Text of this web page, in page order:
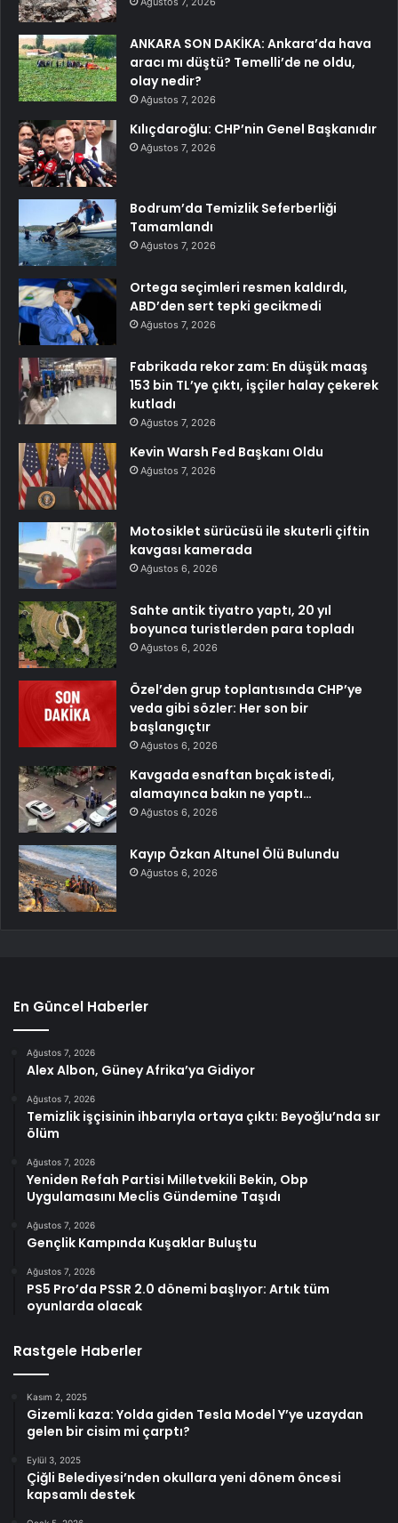
ANKARA SON DAKİKA: Ankara’da hava
aracı mı düştü? Temelli’de ne oldu,
olay nedir?
Ağustos 7, 2026
Kılıçdaroğlu: CHP’nin Genel Başkanıdır
Ağustos 7, 2026
Bodrum’da Temizlik Seferberliği
Tamamlandı
Ağustos 7, 2026
Ortega seçimleri resmen kaldırdı,
ABD’den sert tepki gecikmedi
Ağustos 7, 2026
Fabrikada rekor zam: En düşük maaş
153 bin TL’ye çıktı, işçiler halay çekerek
kutladı
Ağustos 7, 2026
Kevin Warsh Fed Başkanı Oldu
Ağustos 7, 2026
Motosiklet sürücüsü ile skuterli çiftin
kavgası kamerada
Ağustos 6, 2026
Sahte antik tiyatro yaptı, 20 yıl
boyunca turistlerden para topladı
Ağustos 6, 2026
Özel’den grup toplantısında CHP’ye
veda gibi sözler: Her son bir
başlangıçtır
Ağustos 6, 2026
Kavgada esnaftan bıçak istedi,
alamayınca bakın ne yaptı…
Ağustos 6, 2026
Kayıp Özkan Altunel Ölü Bulundu
Ağustos 6, 2026
En Güncel Haberler
Ağustos 7, 2026
Alex Albon, Güney Afrika’ya Gidiyor
Ağustos 7, 2026
Temizlik işçisinin ihbarıyla ortaya çıktı: Beyoğlu’nda sır
ölüm
Ağustos 7, 2026
Yeniden Refah Partisi Milletvekili Bekin, Obp
Uygulamasını Meclis Gündemine Taşıdı
Ağustos 7, 2026
Gençlik Kampında Kuşaklar Buluştu
Ağustos 7, 2026
PS5 Pro’da PSSR 2.0 dönemi başlıyor: Artık tüm
oyunlarda olacak
Rastgele Haberler
Kasım 2, 2025
Gizemli kaza: Yolda giden Tesla Model Y’ye uzaydan
gelen bir cisim mi çarptı?
Eylül 3, 2025
Çiğli Belediyesi’nden okullara yeni dönem öncesi
kapsamlı destek